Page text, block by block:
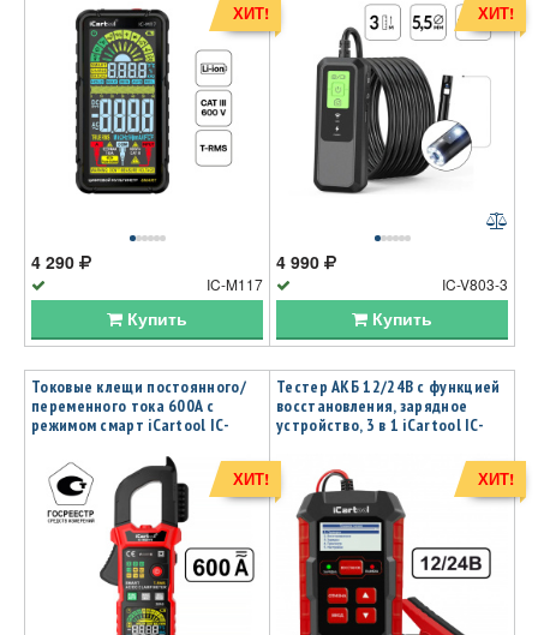
4 290
IC-M117
Купить
ХИТ!
4 990
IC-V803-3
Купить
ХИТ!
Токовые клещи постоянного/
переменного тока 600A c
режимом смарт iCartool IC-
ХИТ!
Тестер АКБ 12/24В с функцией
восстановления, зарядное
устройство, 3 в 1 iCartool IC-
ХИТ!